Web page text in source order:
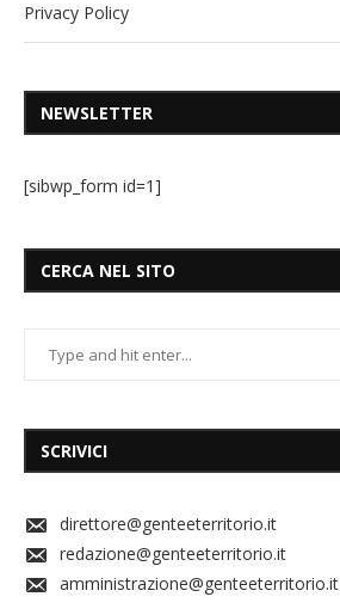
Privacy Policy
NEWSLETTER
[sibwp_form id=1]
CERCA NEL SITO
SCRIVICI
direttore@genteeterritorio.it
redazione@genteeterritorio.it
amministrazione@genteeterritorio.it